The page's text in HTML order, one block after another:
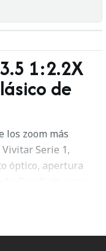
1:2.2X
de
los zoom más
Serie 1,
óptico, apertura
este